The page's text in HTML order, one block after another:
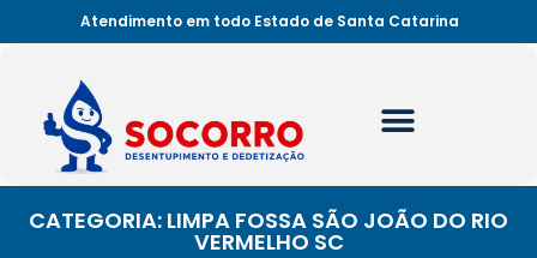
Atendimento em todo Estado de Santa Catarina
CATEGORIA: LIMPA FOSSA SÃO JOÃO DO RIO
VERMELHO SC